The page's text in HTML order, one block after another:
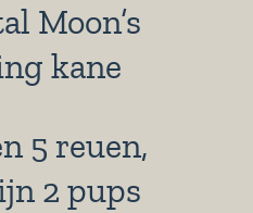
Moon’s
kane
5 reuen,
2 pups